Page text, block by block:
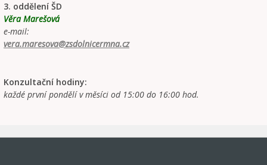
3. oddělení ŠD
Věra Marešová
e-mail:
vera.maresova@zsdolnicermna.cz
Konzultační hodiny:
každé první pondělí v měsíci od 15:00 do 16:00 hod.